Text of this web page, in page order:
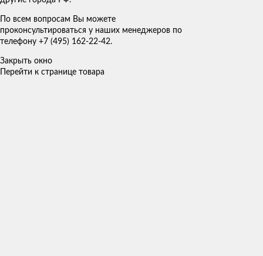
По всем вопросам Вы можете
проконсультироваться у наших менеджеров по
телефону +7 (495) 162-22-42.
Закрыть окно
Перейти к странице товара